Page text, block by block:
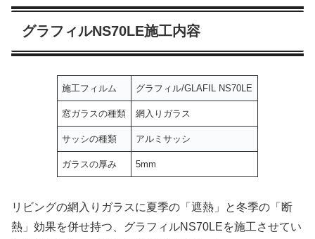
グラフィルNS70LE施工内容
施工フィルム グラフィル/GLAFIL NS70LE
窓ガラスの種類 網入りガラス
サッシの種類 アルミサッシ
ガラスの厚み 5mm
リビングの網入りガラスに夏季の「遮熱」と冬季の「断
熱」効果を併せ持つ、グラフィルNS70LEを施工させてい